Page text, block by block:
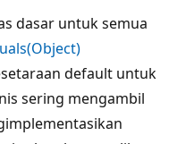
dasar untuk semua
default untuk
sering mengambil